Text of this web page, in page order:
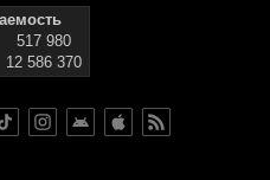
517 980
12 586 370